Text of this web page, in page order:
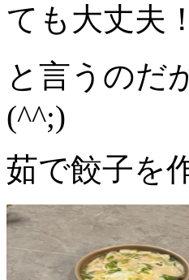
ても大丈夫！
と言うのだ
(^^;)
茹で餃子を